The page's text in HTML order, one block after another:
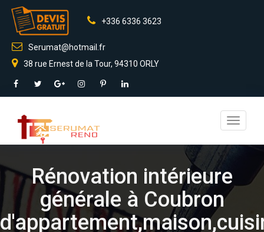
+336 6336 3623
Serumat@hotmail.fr
38 rue Ernest de la Tour, 94310 ORLY
Toggle
Rénovation intérieure
générale à Coubron